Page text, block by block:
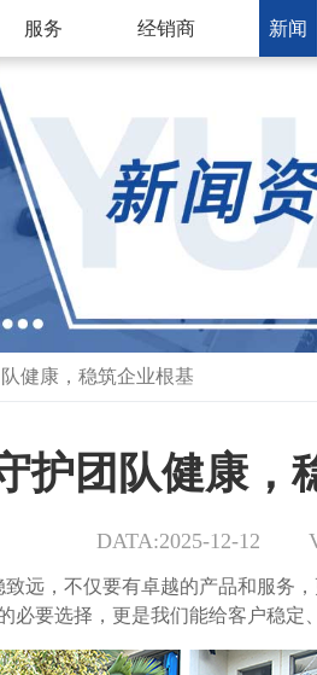
服务 经销商 新闻
健康，稳筑企业根基
护团队健康，
DATA:2025-12-12
远，不仅要有卓越的产品和服务
要选择，更是我们能给客户稳定